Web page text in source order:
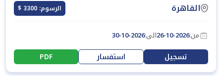
القاهرة الرسوم: 3300 $
من:26-10-2026الى:30-10-2026
تسجيل استفسار PDF